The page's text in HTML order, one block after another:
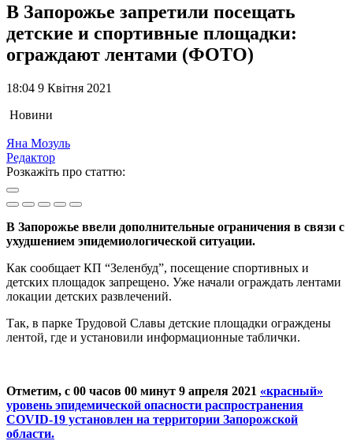
В Запорожье запретили посещать
детские и спортивные площадки:
ограждают лентами (ФОТО)
18:04 9 Квітня 2021
Новини
Яна Мозуль
Редактор
Розкажіть про статтю:
В Запорожье ввели дополнительные ограничения в связи с
ухудшением эпидемиологической ситуации.
Как сообщает КП “Зеленбуд”, посещение спортивных и
детских площадок запрещено. Уже начали ограждать лентами
локации детских развлечений.
Так, в парке Трудовой Славы детские площадки ограждены
лентой, где и установили информационные таблички.
Отметим, с 00 часов 00 минут 9 апреля 2021 «красный»
уровень эпидемической опасности распространения
COVID-19 установлен на территории Запорожской
области.